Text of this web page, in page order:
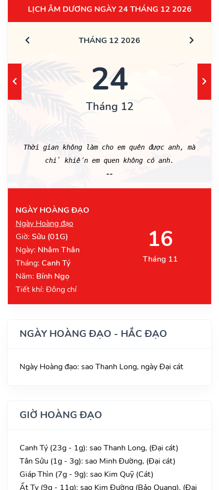
LỊCH ÂM DƯƠNG NGÀY 24 THÁNG 12 2026
THÁNG 12 2026
24
Tháng 12
Thời gian không làm cho em quên được anh, mà
chỉ khiến em quen không có anh.
--
NGÀY HOÀNG ĐẠO
Ngày Hoàng đạo
Giờ: Sửu (01G)
Ngày: Nhâm Thân
Tháng: Canh Tý
Năm: Bính Ngọ
Tiết khí: Đông chí
16
Tháng 11
NGÀY HOÀNG ĐẠO - HẮC ĐẠO
Ngày Hoàng đạo: sao Thanh Long, ngày Đại cát
GIỜ HOÀNG ĐẠO
Canh Tý (23g - 1g): sao Thanh Long, (Đại cát)
Tân Sửu (1g - 3g): sao Minh Đường, (Đại cát)
Giáp Thìn (7g - 9g): sao Kim Quỹ (Cát)
Ất Tỵ (9g - 11g): sao Kim Đường (Bảo Quang), (Đại